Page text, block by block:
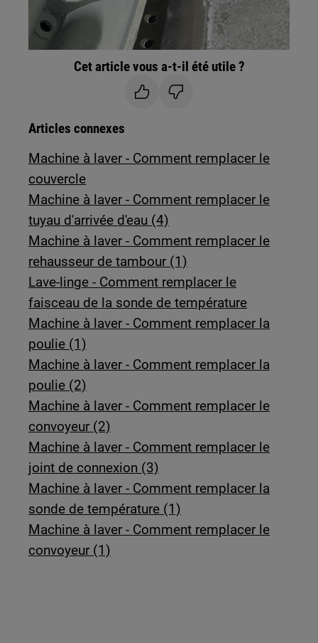
Cet article vous a-t-il été utile ?
Articles connexes
Machine à laver - Comment remplacer le
couvercle
Machine à laver - Comment remplacer le
tuyau d'arrivée d'eau (4)
Machine à laver - Comment remplacer le
rehausseur de tambour (1)
Lave-linge - Comment remplacer le
faisceau de la sonde de température
Machine à laver - Comment remplacer la
poulie (1)
Machine à laver - Comment remplacer la
poulie (2)
Machine à laver - Comment remplacer le
convoyeur (2)
Machine à laver - Comment remplacer le
joint de connexion (3)
Machine à laver - Comment remplacer la
sonde de température (1)
Machine à laver - Comment remplacer le
convoyeur (1)